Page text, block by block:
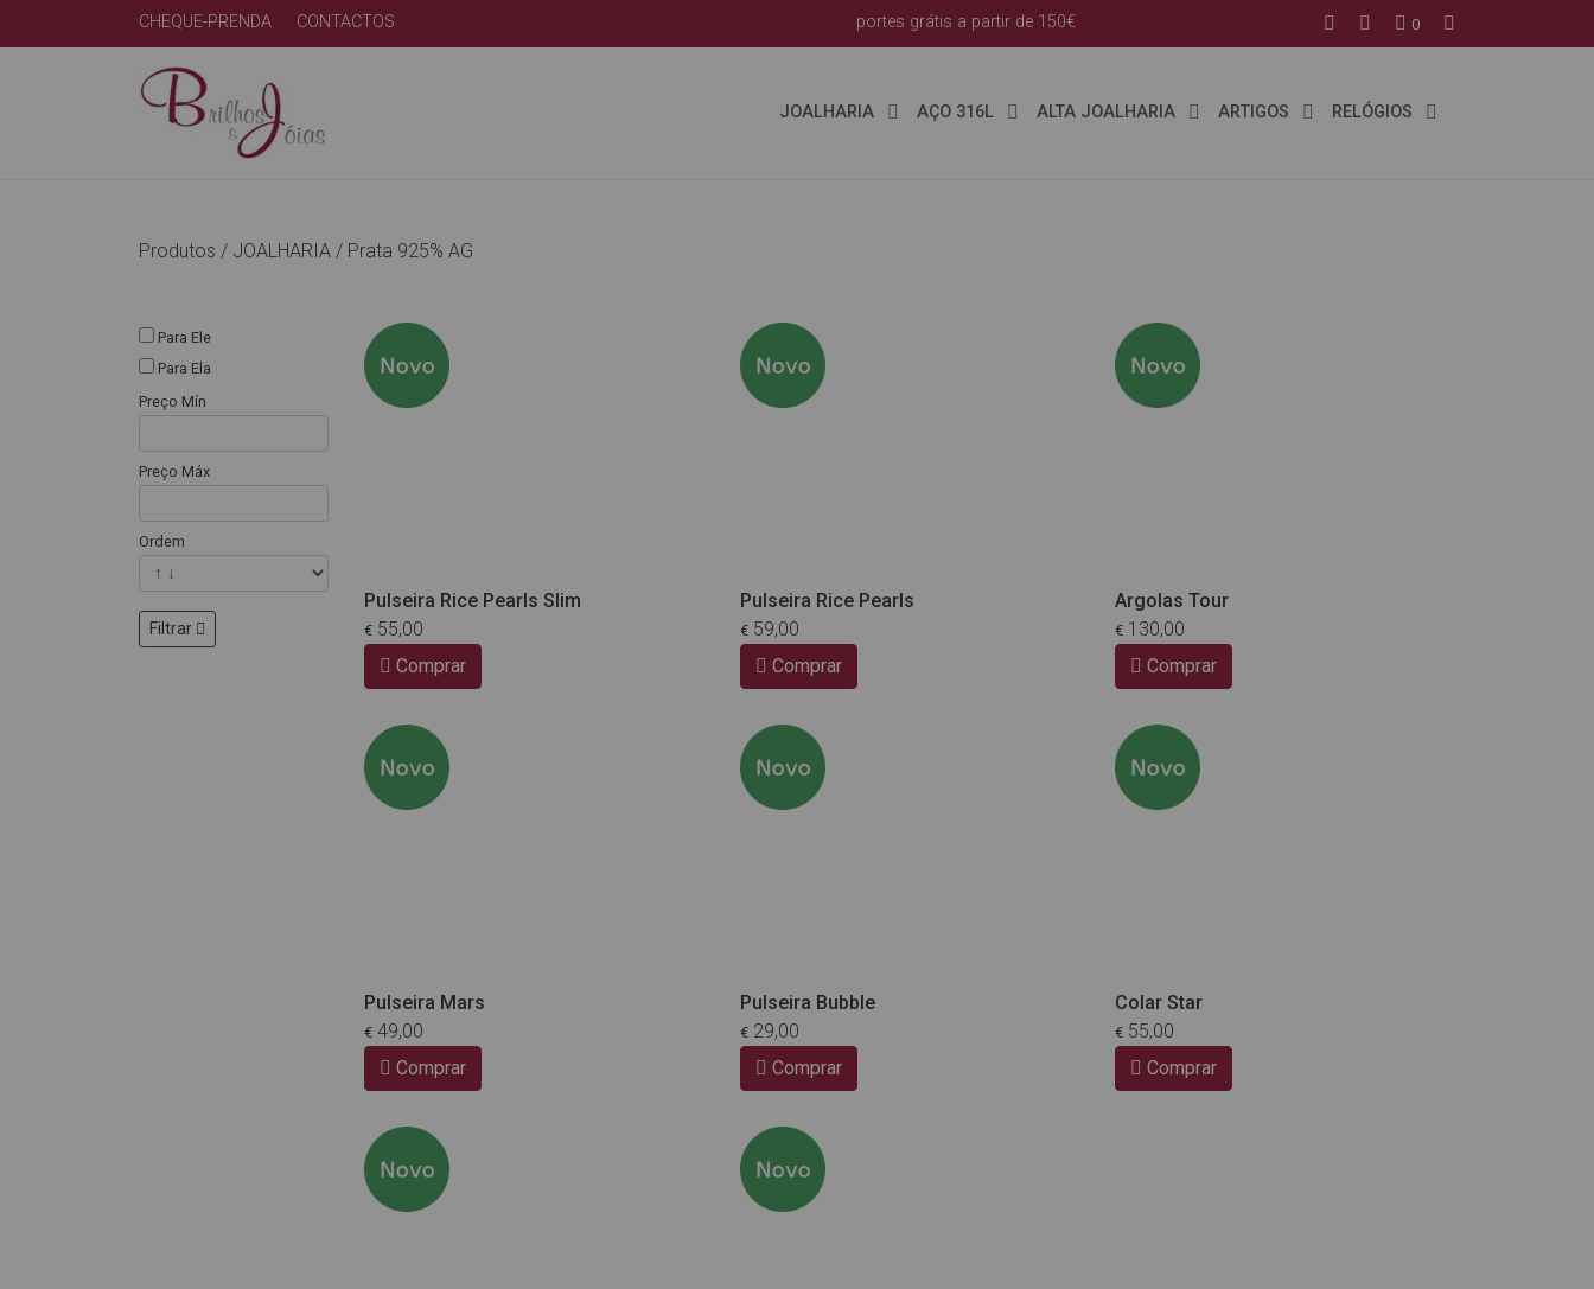
CHEQUE-PRENDA CONTACTOS portes grátis a partir de 150€ 0
JOALHARIA AÇO 316L ALTA JOALHARIA ARTIGOS RELÓGIOS
Produtos / JOALHARIA / Prata 925% AG
Para Ele
Para Ela
Preço Mín
Preço Máx
Ordem
Filtrar
Pulseira Rice Pearls Slim
€ 55,00
Comprar
Pulseira Rice Pearls
€59,00
Comprar
Argolas Tour
€ 130,00
Comprar
Pulseira Mars
€ 49,00
Comprar
Pulseira Bubble
€29,00
Comprar
Colar Star
€ 55,00
Comprar